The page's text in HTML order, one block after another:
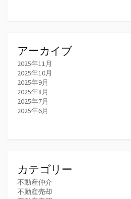
アーカイブ
2025年11月
2025年10月
2025年9月
2025年8月
2025年7月
2025年6月
カテゴリー
不動産仲介
不動産売却